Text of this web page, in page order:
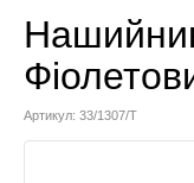
Артикул: 33/1307/Т